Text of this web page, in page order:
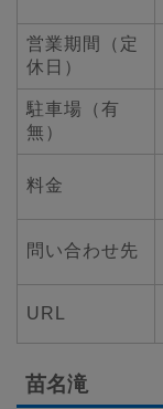
営業期間（定
休日）
駐車場（有
無）
料金
問い合わせ先
URL
苗名滝